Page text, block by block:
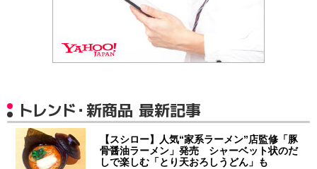
トレンド・新商品 最新記事
【スシロー】人気“家系ラーメン”店監修「豚
骨醤油ラーメン」発売 シャーベット状のだ
しで楽しむ「とり天おろしうどん」も